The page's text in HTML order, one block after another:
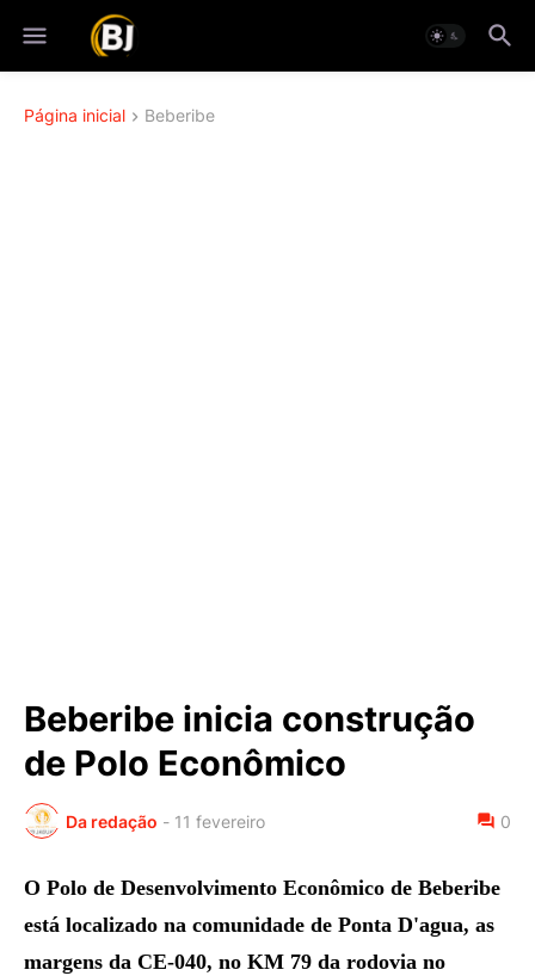
Página inicial Beberibe
Beberibe inicia construção
de Polo Econômico
Da redação - 11 fevereiro 0
O Polo de Desenvolvimento Econômico de Beberibe
está localizado na comunidade de Ponta D'agua, as
margens da CE-040, no KM 79 da rodovia no